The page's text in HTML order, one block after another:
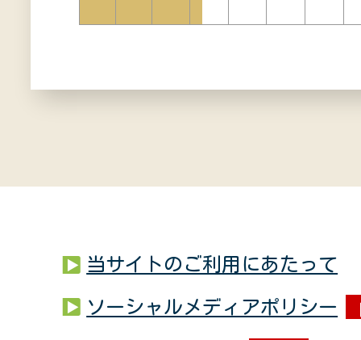
当サイトのご利用にあたって
ソーシャルメディアポリシー